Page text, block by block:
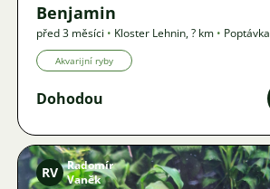
Benjamin
před 3 měsíci • Kloster Lehnin,? km • Poptávka
Akvarijní ryby
Dohodou
RV Radomír
Vaněk